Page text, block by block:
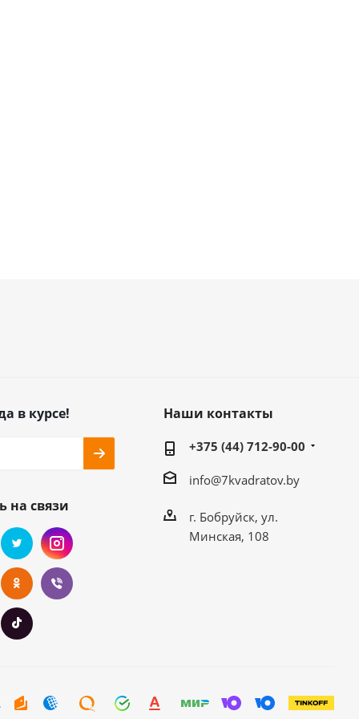
в курсе!
на связи
Наши контакты
+375 (44) 712-90-00
info@7kvadratov.by
г. Бобруйск, ул.
Минская, 108